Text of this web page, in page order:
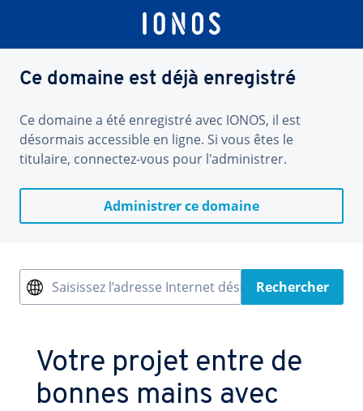
Ce domaine est déjà enregistré
Ce domaine a été enregistré avec IONOS, il est
désormais accessible en ligne. Si vous êtes le
titulaire, connectez-vous pour l'administrer.
Administrer ce domaine
Saisissez l’adresse Internet désiréeRechercher
Votre projet entre de
bonnes mains avec